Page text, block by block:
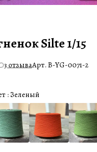
Silte 1/15
3 отзываАрт.B-YG-0071-2
:Зеленый